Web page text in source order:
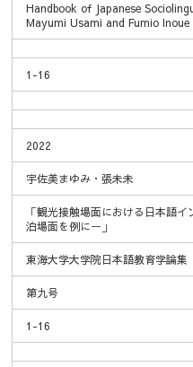
Handbook of Japanese
Mayumi Usami and Fumio Inoue
1-16
2022
宇佐美まゆみ・張未未
「観光接触場面における日本語
泊場面を例にー」
東海大学大学院日本語教育学論集
第九号
1-16